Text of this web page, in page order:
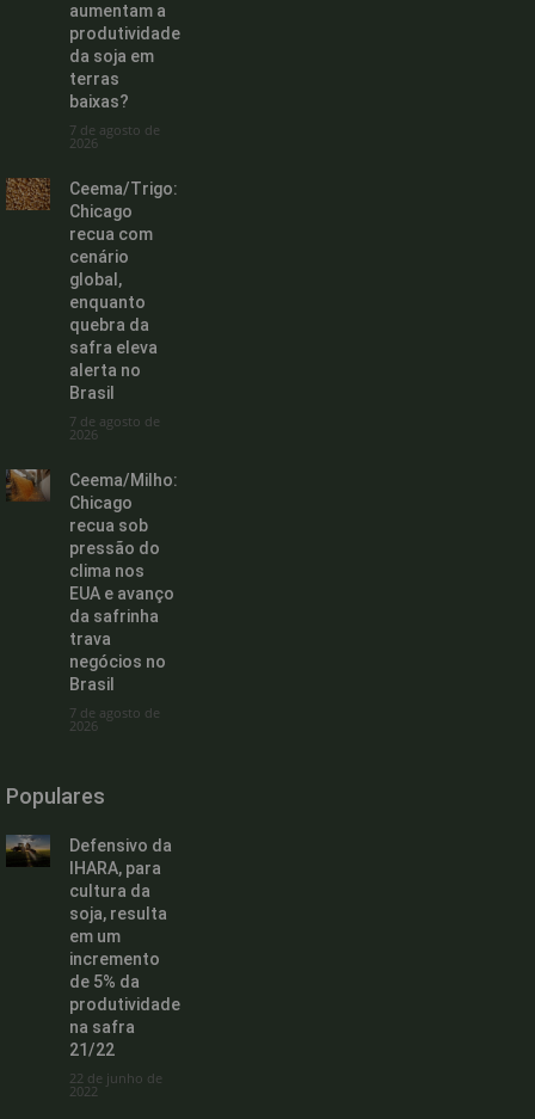
aumentam a
produtividade
da soja em
terras
baixas?
7 de agosto de
2026
Ceema/Trigo:
Chicago
recua com
cenário
global,
enquanto
quebra da
safra eleva
alerta no
Brasil
7 de agosto de
2026
Ceema/Milho:
Chicago
recua sob
pressão do
clima nos
EUA e avanço
da safrinha
trava
negócios no
Brasil
7 de agosto de
2026
Populares
Defensivo da
IHARA, para
cultura da
soja, resulta
em um
incremento
de 5% da
produtividade
na safra
21/22
22 de junho de
2022